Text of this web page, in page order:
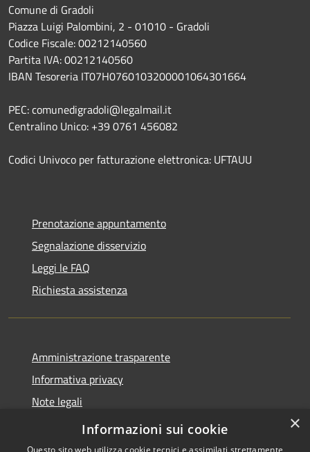
Comune di Gradoli
Piazza Luigi Palombini, 2 - 01010 - Gradoli
Codice Fiscale: 00212140560
Partita IVA: 00212140560
IBAN Tesoreria IT07H0760103200001064301664
PEC: comunedigradoli@legalmail.it
Centralino Unico: +39 0761 456082
Codici Univoco per fatturazione elettronica: UFTAUU
Prenotazione appuntamento
Segnalazione disservizio
Leggi le FAQ
Richiesta assistenza
Amministrazione trasparente
Informativa privacy
Note legali
Dichiarazione di accessibilità
×
Informazioni sui cookie
Questo sito web utilizza cookie tecnici e assimilati strettamente